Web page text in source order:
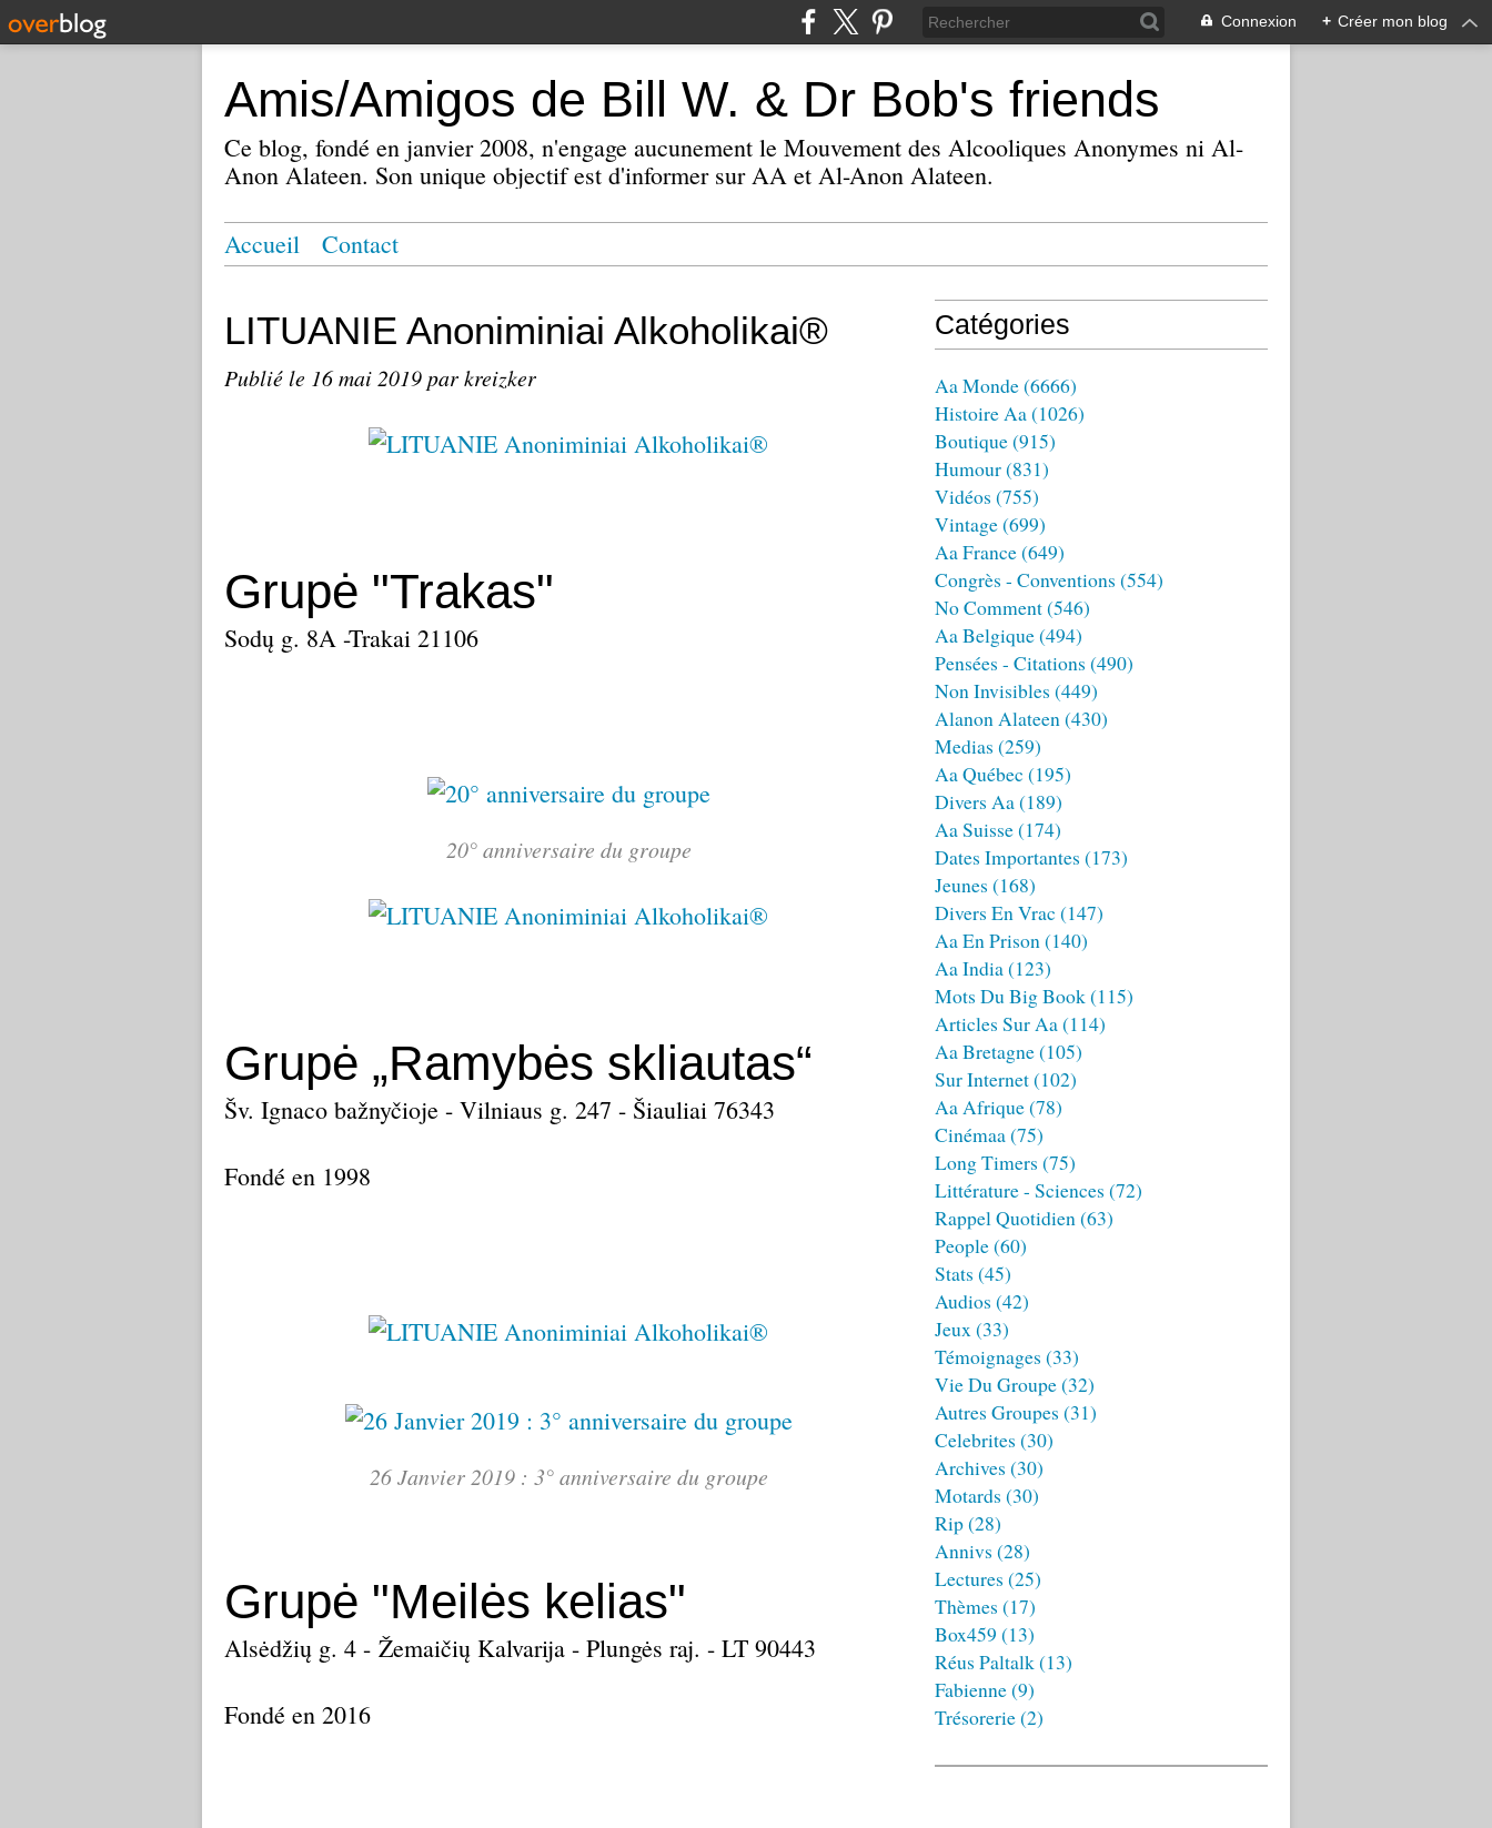
Connexion + Créer mon blog
Amis/Amigos de Bill W. & Dr Bob's friends
Ce blog, fondé en janvier 2008, n'engage aucunement le Mouvement des Alcooliques Anonymes ni Al-
Anon Alateen. Son unique objectif est d'informer sur AA et Al-Anon Alateen.
Accueil Contact
LITUANIE Anoniminiai Alkoholikai®
Publié le 16 mai 2019par kreizker
Grupė "Trakas"
Sodų g. 8A -Trakai 21106
20° anniversaire du groupe
Grupė „Ramybės skliautas“
Šv. Ignaco bažnyčioje - Vilniaus g. 247 - Šiauliai 76343
Fondé en 1998
26 Janvier 2019 : 3° anniversaire du groupe
Grupė "Meilės kelias"
Alsėdžių g. 4 - Žemaičių Kalvarija - Plungės raj. - LT 90443
Fondé en 2016
Catégories
Aa Monde(6666)
Histoire Aa(1026)
Boutique(915)
Humour(831)
Vidéos (755)
Vintage(699)
Aa France(649)
Congrès - Conventions (554)
No Comment(546)
Aa Belgique(494)
Pensées - Citations (490)
Non Invisibles (449)
Alanon Alateen(430)
Medias (259)
Aa Québec (195)
Divers Aa(189)
Aa Suisse(174)
Dates Importantes (173)
Jeunes (168)
Divers En Vrac (147)
Aa En Prison(140)
Aa India(123)
Mots Du Big Book(115)
Articles Sur Aa(114)
Aa Bretagne(105)
Sur Internet(102)
Aa Afrique(78)
Cinémaa(75)
Long Timers (75)
Littérature - Sciences (72)
Rappel Quotidien(63)
People(60)
Stats (45)
Audios (42)
Jeux(33)
Témoignages (33)
Vie Du Groupe(32)
Autres Groupes (31)
Celebrites (30)
Archives (30)
Motards (30)
Rip(28)
Annivs (28)
Lectures (25)
Thèmes (17)
Box459 (13)
Réus Paltalk(13)
Fabienne(9)
Trésorerie(2)